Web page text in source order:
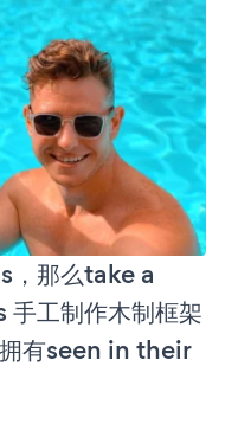
那么take a
工制作木制框架
有seen in their